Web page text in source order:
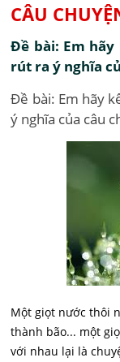
CÂU
Đề bài: Em
rút ra ý nghĩa
Đề bài: Em hãy
ý nghĩa của câu
Một giọt nước thôi
thành bão... một
với nhau lại là